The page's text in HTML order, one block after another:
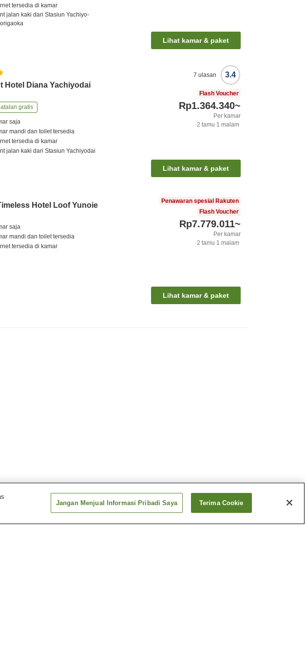
tersedia di kamar
jalan kaki dariStasiun Yachiyo-
Lihat kamar & paket
Hotel Diana Yachiyodai
gratis
saja
mandi dan toilet tersedia
tersedia di kamar
jalan kaki dariStasiun Yachiyodai
3.4
7 ulasan
Flash Voucher
Rp1.364.340~
Per kamar
2 tamu 1 malam
Lihat kamar & paket
Hotel Loof Yunoie
saja
mandi dan toilet tersedia
tersedia di kamar
Penawaran spesial Rakuten
Flash Voucher
Rp7.779.011~
Per kamar
2 tamu 1 malam
Lihat kamar & paket
Jangan Menjual Informasi Pribadi Saya Terima Cookie